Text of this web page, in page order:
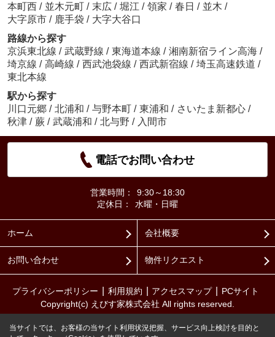
本町西 / 並木元町 / 末広 / 堀江 / 領家 / 春日 / 並木 /
大字原市 / 鹿手袋 / 大字大谷口
路線から探す
京浜東北線 / 武蔵野線 / 東海道本線 / 湘南新宿ライン高海 /
埼京線 / 高崎線 / 西武池袋線 / 西武新宿線 / 埼玉高速鉄道 /
東北本線
駅から探す
川口元郷 / 北浦和 / 与野本町 / 東浦和 / さいたま新都心 /
秋津 / 蕨 / 武蔵浦和 / 北与野 / 入間市
電話でお問い合わせ
営業時間：
9:30～18:30
定休日：
水曜・日曜
ホーム 会社概要
お問い合わせ 物件リクエスト
プライバシーポリシー 利用規約 アクセスマップ
PCサイト
Copyright(c) えびす家株式会社 All rights reserved.
当サイトでは、お客様の当サイト利用状況把握、サービス向上検討を目的と